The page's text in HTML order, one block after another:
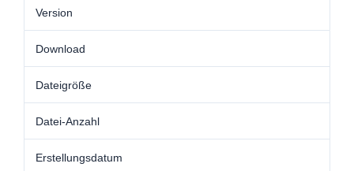
Version
Download
Dateigröße
Datei-Anzahl
Erstellungsdatum